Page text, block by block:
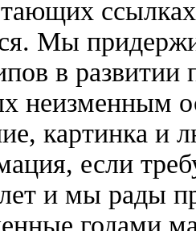
Мы
в развитии
неизменным
картинка и
если
и мы рады
годами